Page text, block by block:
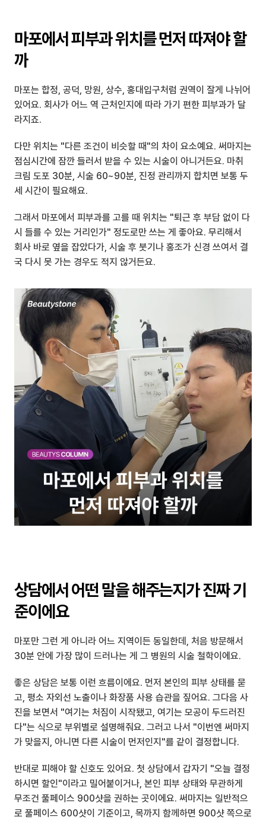
마포에서 피부과 위치를 먼저 따져야 할
까
마포는 합정, 공덕, 망원, 상수, 홍대입구처럼 권역이 잘게 나뉘어
있어요. 회사가 어느 역 근처인지에 따라 가기 편한 피부과가 달
라지죠.
다만 위치는 "다른 조건이 비슷할 때"의 차이 요소예요. 써마지는
점심시간에 잠깐 들러서 받을 수 있는 시술이 아니거든요. 마취
크림 도포 30분, 시술 60~90분, 진정 관리까지 합치면 보통 두
세 시간이 필요해요.
그래서 마포에서 피부과를 고를 때 위치는 "퇴근 후 부담 없이 다
시 들를 수 있는 거리인가" 정도로만 쓰는 게 좋아요. 무리해서
회사 바로 옆을 잡았다가, 시술 후 붓기나 홍조가 신경 쓰여서 결
국 다시 못 가는 경우도 적지 않거든요.
상담에서 어떤 말을 해주는지가 진짜 기
준이에요
마포만 그런 게 아니라 어느 지역이든 동일한데, 처음 방문해서
30분 안에 가장 많이 드러나는 게 그 병원의 시술 철학이에요.
좋은 상담은 보통 이런 흐름이에요. 먼저 본인의 피부 상태를 묻
고, 평소 자외선 노출이나 화장품 사용 습관을 짚어요. 그다음 사
진을 보면서 "여기는 처짐이 시작됐고, 여기는 모공이 두드러진
다"는 식으로 부위별로 설명해줘요. 그러고 나서 "이번엔 써마지
가 맞을지, 아니면 다른 시술이 먼저인지"를 같이 결정합니다.
반대로 피해야 할 신호도 있어요. 첫 상담에서 갑자기 "오늘 결정
하시면 할인"이라고 밀어붙이거나, 본인 피부 상태와 무관하게
무조건 풀페이스 900샷을 권하는 곳이에요. 써마지는 일반적으
로 풀페이스 600샷이 기준이고, 목까지 함께하면 900샷 쪽으로